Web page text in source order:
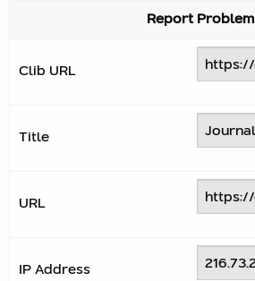
Report Problem
Clib URL
Title
URL
IP Address